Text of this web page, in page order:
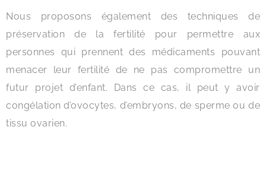
Nous proposons également des techniques de
préservation de la fertilité pour permettre aux
personnes qui prennent des médicaments pouvant
menacer leur fertilité de ne pas compromettre un
futur projet d’enfant. Dans ce cas, il peut y avoir
congélation d’ovocytes, d’embryons, de sperme ou de
tissu ovarien.